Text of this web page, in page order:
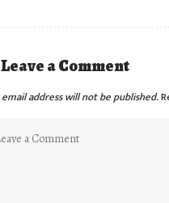
Leave a Comment
email address will not be published.